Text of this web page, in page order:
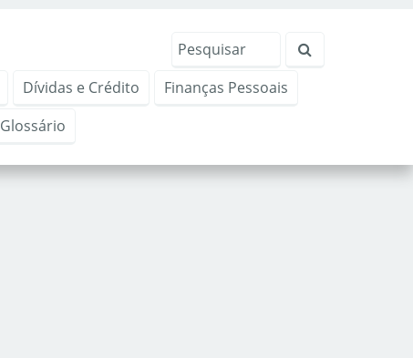
Dívidas e Crédito
Finanças Pessoais
Glossário